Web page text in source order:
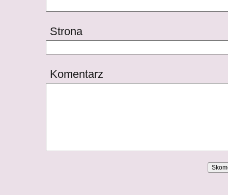
Strona
Komentarz